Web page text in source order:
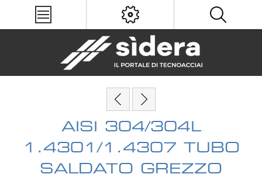
AISI 304/304L
1.4301/1.4307 TUBO
SALDATO GREZZO